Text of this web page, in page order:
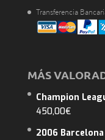
Transferencia
MÁS
Champion
450,00€
2006